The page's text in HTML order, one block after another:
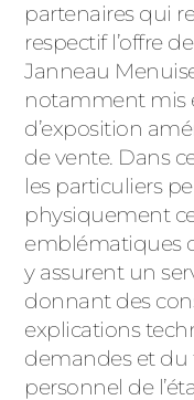
partenaires qui
respectif l’offre
Janneau
notamment mis
d’exposition
de vente. Dans
les particuliers
physiquement
emblématiques
y assurent un
donnant des
explications
demandes et du
personnel de